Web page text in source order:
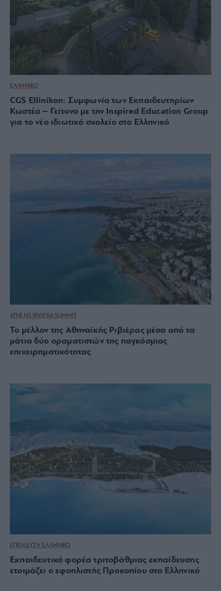
ΕΛΛΗΝΙΚΟ
CGS Ellinikon: Συμφωνία των Εκπαιδευτηρίων
Κωστέα – Γείτονα με την Inspired Education Group
για το νέο ιδιωτικό σχολείο στο Ελληνικό
ATHENS RIVIERA SUMMIT
Το μέλλον της Αθηναϊκής Ριβιέρας μέσα από τα
μάτια δύο οραματιστών της παγκόσμιας
επιχειρηματικότητας
ΕΠΕΝΔΥΣΗ ΕΛΛΗΝΙΚΟ
Εκπαιδευτικό φορέα τριτοβάθμιας εκπαίδευσης
ετοιμάζει ο εφοπλιστής Προκοπίου στο Ελληνικό